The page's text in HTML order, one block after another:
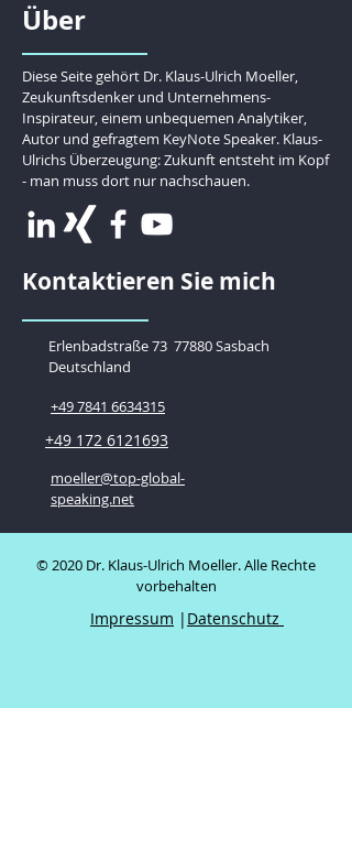
Über
Diese Seite gehört Dr. Klaus-Ulrich Moeller,
Zeukunftsdenker und Unternehmens-
Inspirateur, einem unbequemen Analytiker,
Autor und gefragtem KeyNote Speaker. Klaus-
Ulrichs Überzeugung: Zukunft entsteht im Kopf
- man muss dort nur nachschauen.
Kontaktieren Sie mich
Erlenbadstraße 73 77880 Sasbach
Deutschland
+49 7841 6634315
+49 172 6121693
moeller@top-global-
speaking.net
© 2020 Dr. Klaus-Ulrich Moeller. Alle Rechte
vorbehalten
Impressum | Datenschutz